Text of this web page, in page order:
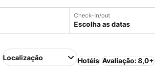
Check-in/out
Escolha as datas
Localização Hotéis Avaliação: 8,0+